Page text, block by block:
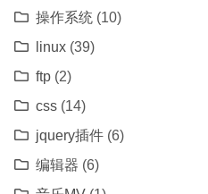
操作系统(10)
linux(39)
ftp(2)
css(14)
jquery插件(6)
编辑器 (6)